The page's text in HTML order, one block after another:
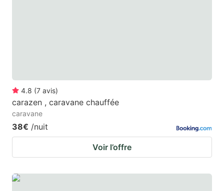
4.8 (7 avis)
carazen , caravane chauffée
caravane
38€ /nuit
Voir l’offre